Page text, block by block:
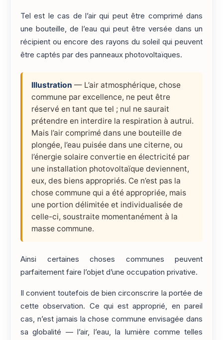
Tel est le cas de l’air qui peut être comprimé dans
une bouteille, de l’eau qui peut être versée dans un
récipient ou encore des rayons du soleil qui peuvent
être captés par des panneaux photovoltaïques.
Illustration — L’air atmosphérique, chose
commune par excellence, ne peut être
réservé en tant que tel ; nul ne saurait
prétendre en interdire la respiration à autrui.
Mais l’air comprimé dans une bouteille de
plongée, l’eau puisée dans une citerne, ou
l’énergie solaire convertie en électricité par
une installation photovoltaïque deviennent,
eux, des biens appropriés. Ce n’est pas la
chose commune qui a été appropriée, mais
une portion délimitée et individualisée de
celle-ci, soustraite momentanément à la
masse commune.
Ainsi certaines choses communes peuvent
parfaitement faire l’objet d’une occupation privative.
Il convient toutefois de bien circonscrire la portée de
cette observation. Ce qui est approprié, en pareil
cas, n’est jamais la chose commune envisagée dans
sa globalité — l’air, l’eau, la lumière comme telles